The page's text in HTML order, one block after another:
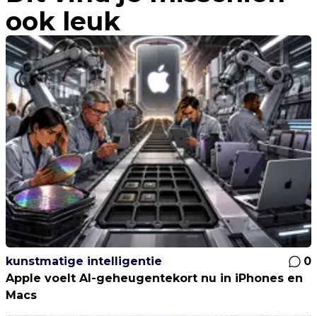
ook leuk
kunstmatige intelligentie
0
Apple voelt AI-geheugentekort nu in iPhones en
Macs